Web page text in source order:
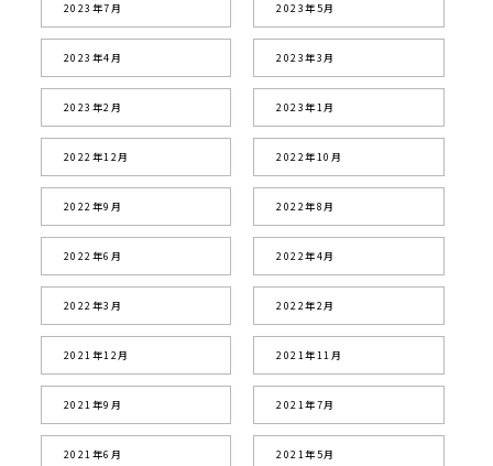
2023年7月 2023年5月
2023年4月 2023年3月
2023年2月 2023年1月
2022年12月 2022年10月
2022年9月 2022年8月
2022年6月 2022年4月
2022年3月 2022年2月
2021年12月 2021年11月
2021年9月 2021年7月
2021年6月 2021年5月